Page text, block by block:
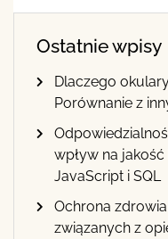
Ostatnie wpisy
Dlaczego
Porównanie z
wpływ na
JavaScript i SQL
Ochrona
związanych z